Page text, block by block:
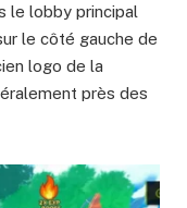
le lobby principal
le côté gauche de
logo de la
près des